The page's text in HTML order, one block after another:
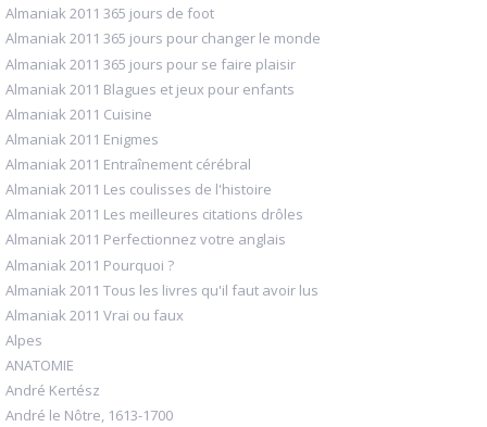
Almaniak 2011 365 jours de foot
Almaniak 2011 365 jours pour changer le monde
Almaniak 2011 365 jours pour se faire plaisir
Almaniak 2011 Blagues et jeux pour enfants
Almaniak 2011 Cuisine
Almaniak 2011 Enigmes
Almaniak 2011 Entraînement cérébral
Almaniak 2011 Les coulisses de l'histoire
Almaniak 2011 Les meilleures citations drôles
Almaniak 2011 Perfectionnez votre anglais
Almaniak 2011 Pourquoi ?
Almaniak 2011 Tous les livres qu'il faut avoir lus
Almaniak 2011 Vrai ou faux
Alpes
ANATOMIE
André Kertész
André le Nôtre, 1613-1700